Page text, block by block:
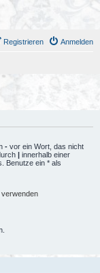
Anmelden
Registrieren
- vor ein Wort, das nicht
| innerhalb einer
Benutze ein * als
verwenden